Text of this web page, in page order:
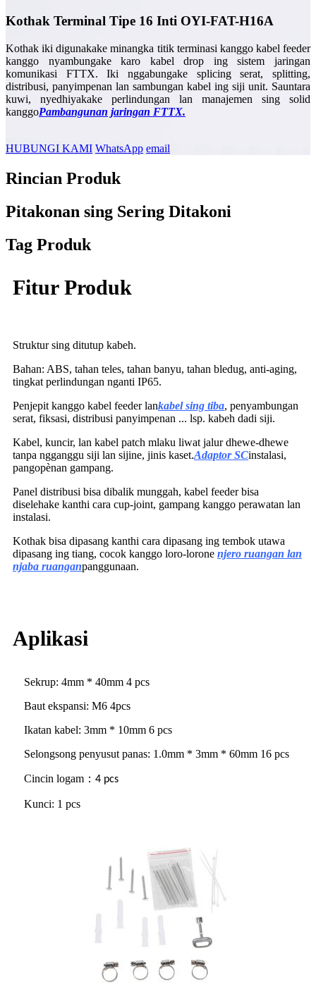
Kothak Terminal Tipe 16 Inti OYI-FAT-H16A
Kothak iki digunakake minangka titik terminasi kanggo kabel feeder
kanggo nyambungake karo kabel drop ing sistem jaringan
komunikasi FTTX. Iki nggabungake splicing serat, splitting,
distribusi, panyimpenan lan sambungan kabel ing siji unit. Sauntara
kuwi, nyedhiyakake perlindungan lan manajemen sing solid
kanggoPambangunan jaringan FTTX.
HUBUNGI KAMI WhatsApp email
Rincian Produk
Pitakonan sing Sering Ditakoni
Tag Produk
Fitur Produk
Struktur sing ditutup kabeh.
Bahan: ABS, tahan teles, tahan banyu, tahan bledug, anti-aging,
tingkat perlindungan nganti IP65.
Penjepit kanggo kabel feeder lankabel sing tiba, penyambungan
serat, fiksasi, distribusi panyimpenan ... lsp. kabeh dadi siji.
Kabel, kuncir, lan kabel patch mlaku liwat jalur dhewe-dhewe
tanpa ngganggu siji lan sijine, jinis kaset.Adaptor SCinstalasi,
pangopènan gampang.
Panel distribusi bisa dibalik munggah, kabel feeder bisa
diselehake kanthi cara cup-joint, gampang kanggo perawatan lan
instalasi.
Kothak bisa dipasang kanthi cara dipasang ing tembok utawa
dipasang ing tiang, cocok kanggo loro-lorone njero ruangan lan
njaba ruanganpanggunaan.
Aplikasi
Sekrup: 4mm * 40mm 4 pcs
Baut ekspansi: M6 4pcs
Ikatan kabel: 3mm * 10mm 6 pcs
Selongsong penyusut panas: 1.0mm * 3mm * 60mm 16 pcs
Cincin logam ： 4 pcs
Kunci: 1 pcs